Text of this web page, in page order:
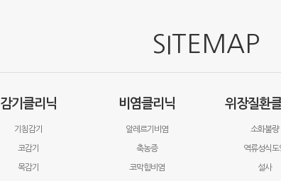
SITEMAP
감기클리닉
기침감기
코감기
목감기
비염클리닉
알레르기비염
축농증
코막힘비염
위장질환
소화불량
역류성식도
설사